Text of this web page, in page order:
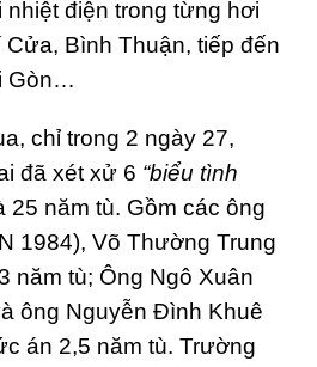
điện trong từng hơi
Bình Thuận, tiếp đến
Gòn…
chỉ trong 2 ngày 27,
đã xét xử 6 “biểu tình
25 năm tù. Gồm các ông
1984), Võ Thường Trung
năm tù; Ông Ngô Xuân
ông Nguyễn Đình Khuê
án 2,5 năm tù. Trường